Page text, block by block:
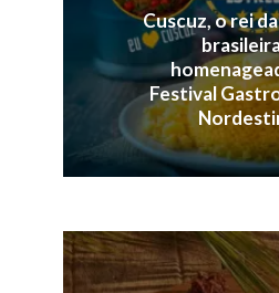
Cuscuz, o rei
Festival